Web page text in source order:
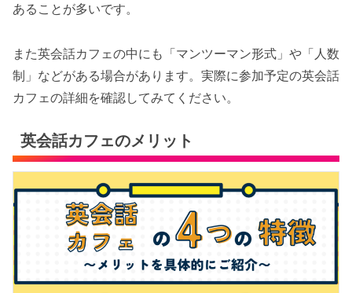
あることが多いです。
また英会話カフェの中にも「マンツーマン形式」や「人数
制」などがある場合があります。実際に参加予定の英会話
カフェの詳細を確認してみてください。
英会話カフェのメリット